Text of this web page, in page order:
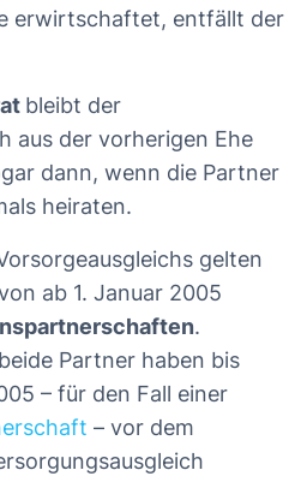
erwirtschaftet, entfällt der
bleibt der
aus der vorherigen Ehe
dann, wenn die Partner
heiraten.
gelten
ab 1. Januar 2005
.
Partner haben bis
– für den Fall einer
– vor dem